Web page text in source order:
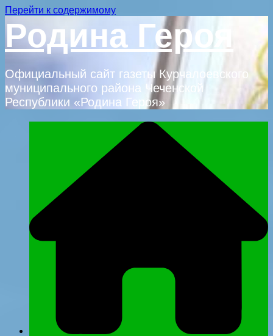
Перейти к содержимому
Родина Героя
Официальный сайт газеты Курчалоевского
муниципального района Чеченской
Республики «Родина Героя»